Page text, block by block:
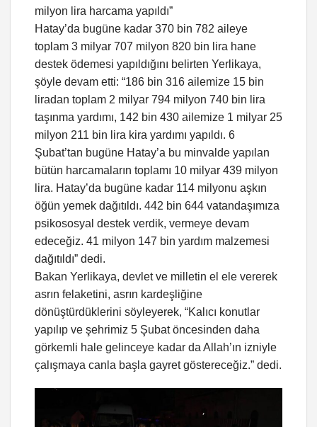
milyon lira harcama yapıldı”
Hatay’da bugüne kadar 370 bin 782 aileye
toplam 3 milyar 707 milyon 820 bin lira hane
destek ödemesi yapıldığını belirten Yerlikaya,
şöyle devam etti: “186 bin 316 ailemize 15 bin
liradan toplam 2 milyar 794 milyon 740 bin lira
taşınma yardımı, 142 bin 430 ailemize 1 milyar 25
milyon 211 bin lira kira yardımı yapıldı. 6
Şubat’tan bugüne Hatay’a bu minvalde yapılan
bütün harcamaların toplamı 10 milyar 439 milyon
lira. Hatay’da bugüne kadar 114 milyonu aşkın
öğün yemek dağıtıldı. 442 bin 644 vatandaşımıza
psikososyal destek verdik, vermeye devam
edeceğiz. 41 milyon 147 bin yardım malzemesi
dağıtıldı” dedi.
Bakan Yerlikaya, devlet ve milletin el ele vererek
asrın felaketini, asrın kardeşliğine
dönüştürdüklerini söyleyerek, “Kalıcı konutlar
yapılıp ve şehrimiz 5 Şubat öncesinden daha
görkemli hale gelinceye kadar da Allah’ın izniyle
çalışmaya canla başla gayret göstereceğiz.” dedi.